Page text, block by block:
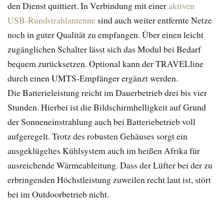
den Dienst quittiert. In Verbindung mit eineraktiven
USB-Rundstrahlantenne sind auch weiter entfernte Netze
noch in guter Qualität zu empfangen. Über einen leicht
zugänglichen Schalter lässt sich das Modul bei Bedarf
bequem zurücksetzen. Optional kann der TRAVELline
durch einen UMTS-Empfänger ergänzt werden.
Die Batterieleistung reicht im Dauerbetrieb drei bis vier
Stunden. Hierbei ist die Bildschirmhelligkeit auf Grund
der Sonneneinstrahlung auch bei Batteriebetrieb voll
aufgeregelt. Trotz des robusten Gehäuses sorgt ein
ausgeklügeltes Kühlsystem auch im heißen Afrika für
ausreichende Wärmeableitung. Dass der Lüfter bei der zu
erbringenden Höchstleistung zuweilen recht laut ist, stört
bei im Outdoorbetrieb nicht.